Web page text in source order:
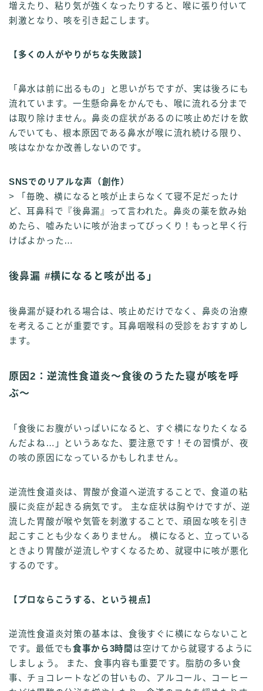
増えたり、粘り気が強くなったりすると、喉に張り付いて
刺激となり、咳を引き起こします。
【多くの人がやりがちな失敗談】
「鼻水は前に出るもの」と思いがちですが、実は後ろにも
流れています。一生懸命鼻をかんでも、喉に流れる分まで
は取り除けません。鼻炎の症状があるのに咳止めだけを飲
んでいても、根本原因である鼻水が喉に流れ続ける限り、
咳はなかなか改善しないのです。
SNSでのリアルな声（創作）
> 「毎晩、横になると咳が止まらなくて寝不足だったけ
ど、耳鼻科で『後鼻漏』って言われた。鼻炎の薬を飲み始
めたら、嘘みたいに咳が治まってびっくり！もっと早く行
けばよかった…
後鼻漏 #横になると咳が出る」
後鼻漏が疑われる場合は、咳止めだけでなく、鼻炎の治療
を考えることが重要です。耳鼻咽喉科の受診をおすすめし
ます。
原因2：逆流性食道炎〜食後のうたた寝が咳を呼
ぶ〜
「食後にお腹がいっぱいになると、すぐ横になりたくなる
んだよね…」というあなた、要注意です！その習慣が、夜
の咳の原因になっているかもしれません。
逆流性食道炎は、胃酸が食道へ逆流することで、食道の粘
膜に炎症が起きる病気です。 主な症状は胸やけですが、逆
流した胃酸が喉や気管を刺激することで、頑固な咳を引き
起こすことも少なくありません。 横になると、立っている
ときより胃酸が逆流しやすくなるため、就寝中に咳が悪化
するのです。
【プロならこうする、という視点】
逆流性食道炎対策の基本は、食後すぐに横にならないこと
です。最低でも食事から3時間 は空けてから就寝するように
しましょう。 また、食事内容も重要です。脂肪の多い食
事、チョコレートなどの甘いもの、アルコール、コーヒー